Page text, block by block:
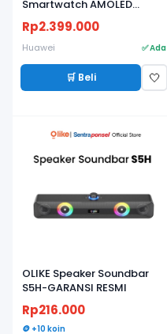
Smartwatch AMOLED
Ringan, Baterai Tahan
Lama, Fitness & Health
Tracker - Garansi Resmi
Rp2.399.000
Huawei ✅ Ada
🛒 Beli 🤍
OLIKE Speaker Soundbar
S5H-GARANSI RESMI
Rp216.000
🪙 +10 koin